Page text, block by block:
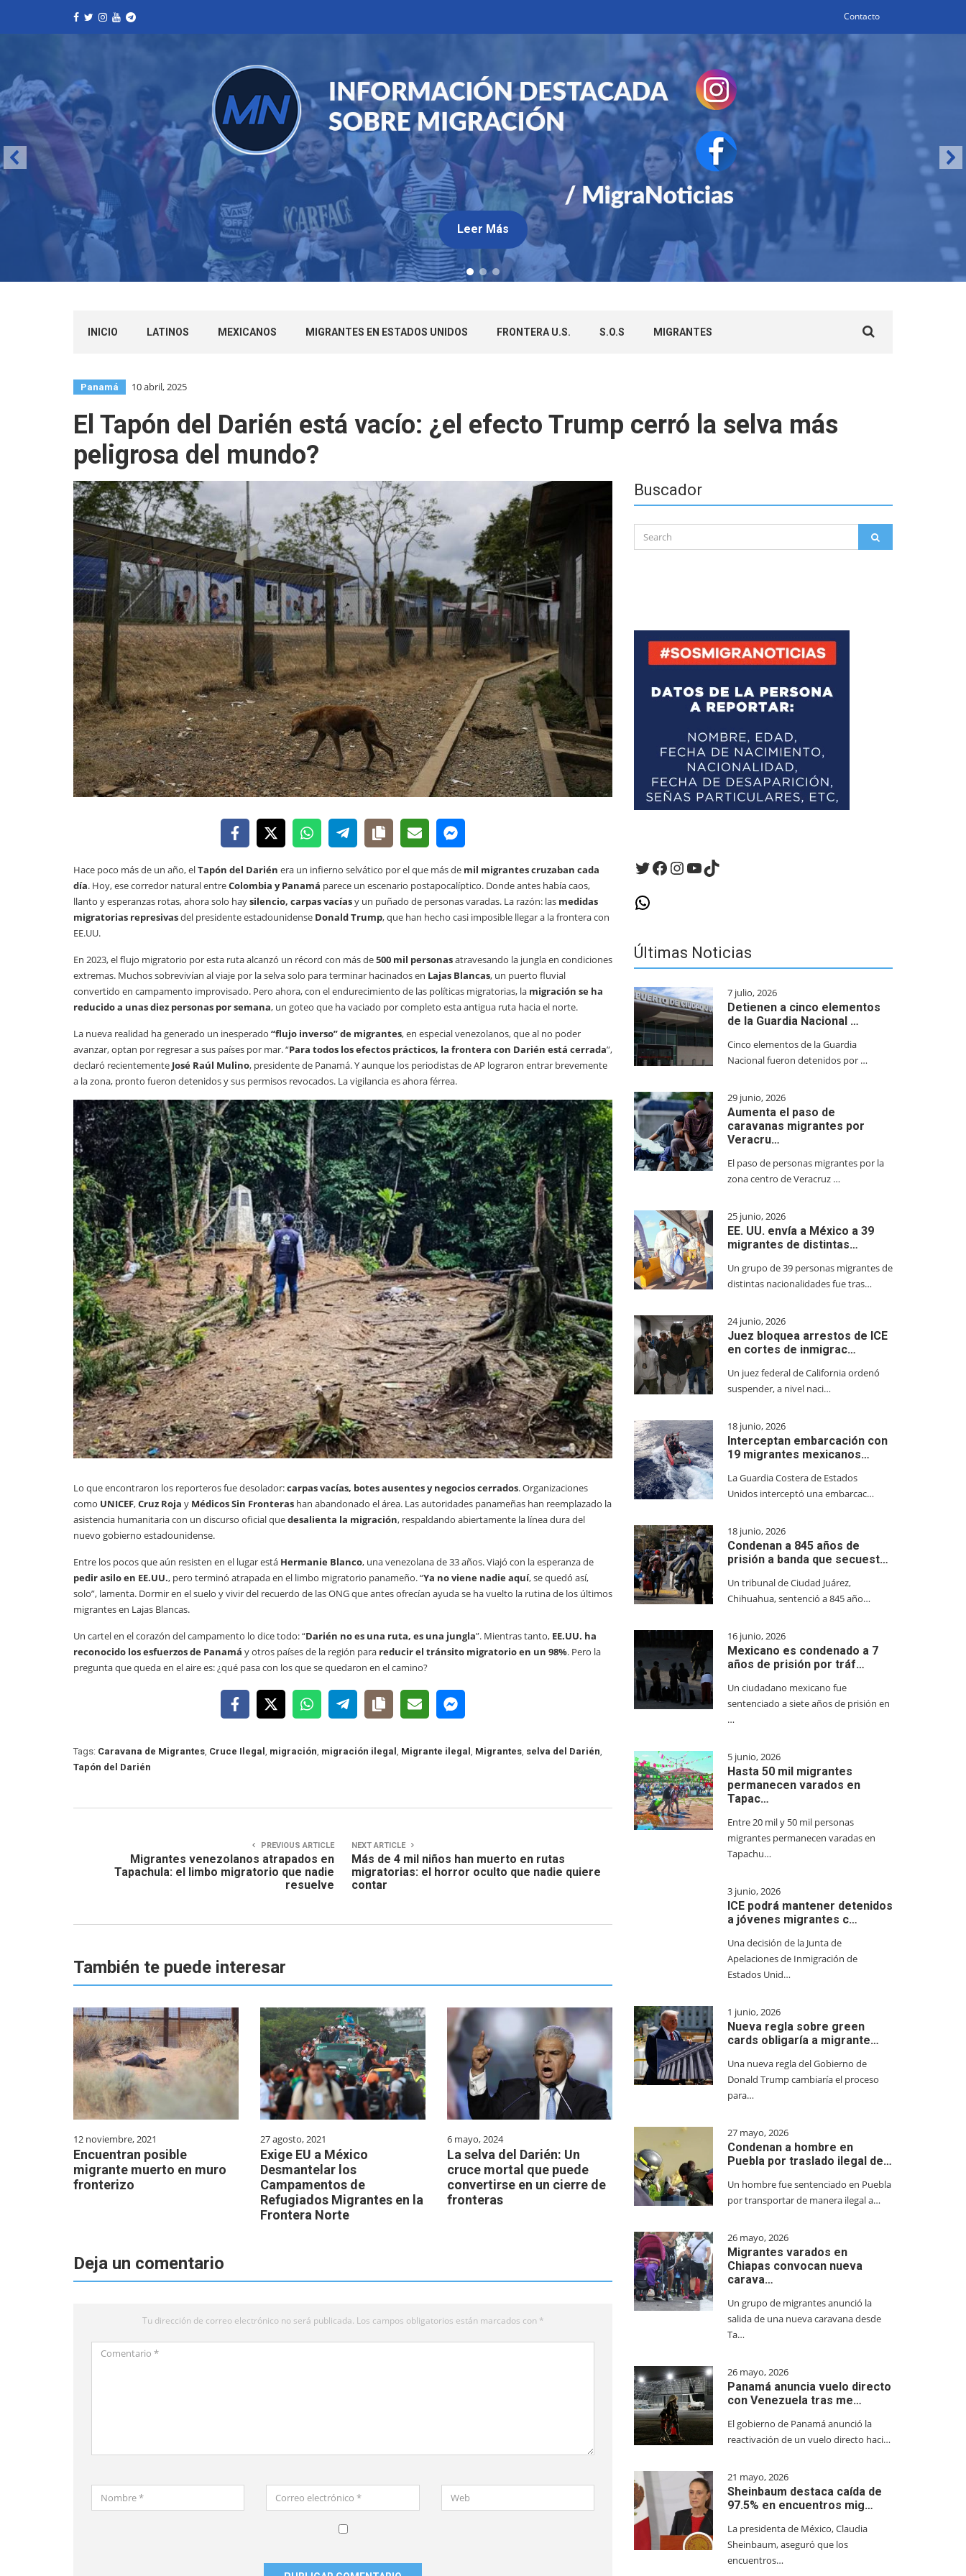
Contacto
Leer Más
INICIO LATINOS MEXICANOS MIGRANTES EN ESTADOS UNIDOS FRONTERA U.S. S.O.S MIGRANTES
for:
Panamá 10 abril, 2025
El Tapón del Darién está vacío: ¿el efecto Trump cerró la selva más
peligrosa del mundo?
Hace poco más de un año, elTapón del Darién era un infierno selvático por el que más de mil migrantes cruzaban cada
día. Hoy, ese corredor natural entreColombia y Panamá parece un escenario postapocalíptico. Donde antes había caos,
llanto y esperanzas rotas, ahora solo haysilencio, carpas vacíasy un puñado de personas varadas. La razón: las medidas
migratorias represivasdel presidente estadounidense Donald Trump, que han hecho casi imposible llegar a la frontera con
EE.UU.
En 2023, el flujo migratorio por esta ruta alcanzó un récord con más de500 mil personasatravesando la jungla en condiciones
extremas. Muchos sobrevivían al viaje por la selva solo para terminar hacinados en Lajas Blancas, un puerto fluvial
convertido en campamento improvisado. Pero ahora, con el endurecimiento de las políticas migratorias, la migración se ha
reducido a unas diez personas por semana, un goteo que ha vaciado por completo esta antigua ruta hacia el norte.
La nueva realidad ha generado un inesperado “flujo inverso” de migrantes, en especial venezolanos, que al no poder
avanzar, optan por regresar a sus países por mar. “Para todos los efectos prácticos, la frontera con Darién está cerrada”,
declaró recientemente José Raúl Mulino, presidente de Panamá. Y aunque los periodistas de AP lograron entrar brevemente
a la zona, pronto fueron detenidos y sus permisos revocados. La vigilancia es ahora férrea.
Lo que encontraron los reporteros fue desolador:carpas vacías, botes ausentes y negocios cerrados. Organizaciones
como UNICEF,Cruz Roja y Médicos Sin Fronteras han abandonado el área. Las autoridades panameñas han reemplazado la
asistencia humanitaria con un discurso oficial quedesalienta la migración, respaldando abiertamente la línea dura del
nuevo gobierno estadounidense.
Entre los pocos que aún resisten en el lugar está Hermanie Blanco, una venezolana de 33 años. Viajó con la esperanza de
pedir asilo en EE.UU., pero terminó atrapada en el limbo migratorio panameño. “Ya no viene nadie aquí, se quedó así,
solo”, lamenta. Dormir en el suelo y vivir del recuerdo de las ONG que antes ofrecían ayuda se ha vuelto la rutina de los últimos
migrantes en Lajas Blancas.
Un cartel en el corazón del campamento lo dice todo: “Darién no es una ruta, es una jungla”. Mientras tanto, EE.UU. ha
reconocido los esfuerzos de Panamá y otros países de la región para reducir el tránsito migratorio en un 98%. Pero la
pregunta que queda en el aire es: ¿qué pasa con los que se quedaron en el camino?
Tags: Caravana de Migrantes Cruce Ilegal migración migración ilegal Migrante ilegal Migrantes selva del Darién
Tapón del Darién
PREVIOUS ARTICLE
Migrantes venezolanos atrapados en
Tapachula: el limbo migratorio que nadie
resuelve
NEXT ARTICLE
Más de 4 mil niños han muerto en rutas
migratorias: el horror oculto que nadie quiere
contar
También te puede interesar
12 noviembre, 2021
Encuentran posible
migrante muerto en muro
fronterizo
27 agosto, 2021
Exige EU a México
Desmantelar los
Campamentos de
Refugiados Migrantes en la
Frontera Norte
6 mayo, 2024
La selva del Darién: Un
cruce mortal que puede
convertirse en un cierre de
fronteras
Deja un comentario
Tu dirección de correo electrónico no será publicada. Los campos obligatorios están marcados con *
Comentario
Nombre
*
Correo
electrónico
Web
Buscador
for:
Twitter
Facebook
Instagram
YouTube
TikTok
WhatsApp
Últimas Noticias
7 julio, 2026
Detienen a cinco elementos
de la Guardia Nacional …
Cinco elementos de la Guardia
Nacional fueron detenidos por …
29 junio, 2026
Aumenta el paso de
caravanas migrantes por
Veracru…
El paso de personas migrantes por la
zona centro de Veracruz …
25 junio, 2026
EE. UU. envía a México a 39
migrantes de distintas…
Un grupo de 39 personas migrantes de
distintas nacionalidades fue tras…
24 junio, 2026
Juez bloquea arrestos de ICE
en cortes de inmigrac…
Un juez federal de California ordenó
suspender, a nivel naci…
18 junio, 2026
Interceptan embarcación con
19 migrantes mexicanos…
La Guardia Costera de Estados
Unidos interceptó una embarcac…
18 junio, 2026
Condenan a 845 años de
prisión a banda que secuest…
Un tribunal de Ciudad Juárez,
Chihuahua, sentenció a 845 año…
16 junio, 2026
Mexicano es condenado a 7
años de prisión por tráf…
Un ciudadano mexicano fue
sentenciado a siete años de prisión en
…
5 junio, 2026
Hasta 50 mil migrantes
permanecen varados en
Tapac…
Entre 20 mil y 50 mil personas
migrantes permanecen varadas en
Tapachu…
3 junio, 2026
ICE podrá mantener detenidos
a jóvenes migrantes c…
Una decisión de la Junta de
Apelaciones de Inmigración de
Estados Unid…
1 junio, 2026
Nueva regla sobre green
cards obligaría a migrante…
Una nueva regla del Gobierno de
Donald Trump cambiaría el proceso
para…
27 mayo, 2026
Condenan a hombre en
Puebla por traslado ilegal de…
Un hombre fue sentenciado en Puebla
por transportar de manera ilegal a…
26 mayo, 2026
Migrantes varados en
Chiapas convocan nueva
carava…
Un grupo de migrantes anunció la
salida de una nueva caravana desde
Ta…
26 mayo, 2026
Panamá anuncia vuelo directo
con Venezuela tras me…
El gobierno de Panamá anunció la
reactivación de un vuelo directo haci…
21 mayo, 2026
Sheinbaum destaca caída de
97.5% en encuentros mig…
La presidenta de México, Claudia
Sheinbaum, aseguró que los
encuentros…